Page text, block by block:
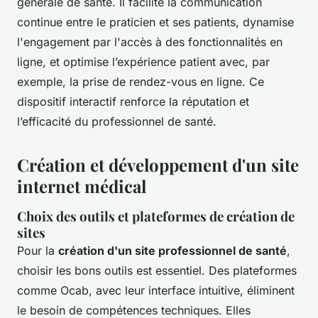
continue entre le praticien et ses patients, dynamise
l'engagement par l'accès à des fonctionnalités en
ligne, et optimise l’expérience patient avec, par
exemple, la prise de rendez-vous en ligne. Ce
dispositif interactif renforce la réputation et
l’efficacité du professionnel de santé.
Création et développement d'un site
internet médical
Choix des outils et plateformes de création de
sites
Pour la création d'un site professionnel de santé,
choisir les bons outils est essentiel. Des plateformes
comme Ocab, avec leur interface intuitive, éliminent
le besoin de compétences techniques. Elles